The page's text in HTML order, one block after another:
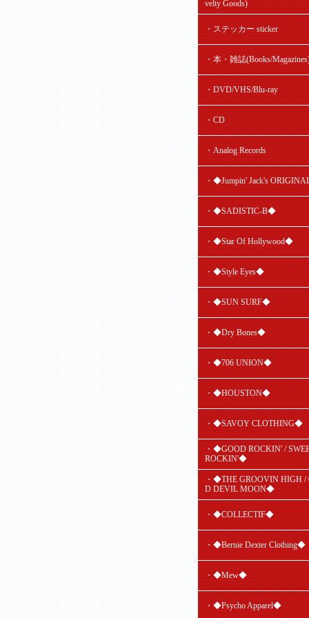
velty Goods)
・ステッカー sticker
・本・雑誌(Books/
・DVD/VHS/Blu-ray
・CD
・Analog Records
・◆Jumpin' Jack's
・◆SADISTIC-B◆
・◆Star Of Hollywood◆
・◆Style Eyes◆
・◆SUN SURF◆
・◆Dry Bones◆
・◆706 UNION◆
・◆HOUSTON◆
・◆SAVOY CLOTHING◆
・◆GOOD ROCKIN' /
ROCKIN'◆
・◆THE GROOVIN HIGH /
D DEVIL MOON◆
・◆COLLECTIF◆
・◆Bernie Dexter Clothing◆
・◆Mew◆
・◆Psycho Apparel◆